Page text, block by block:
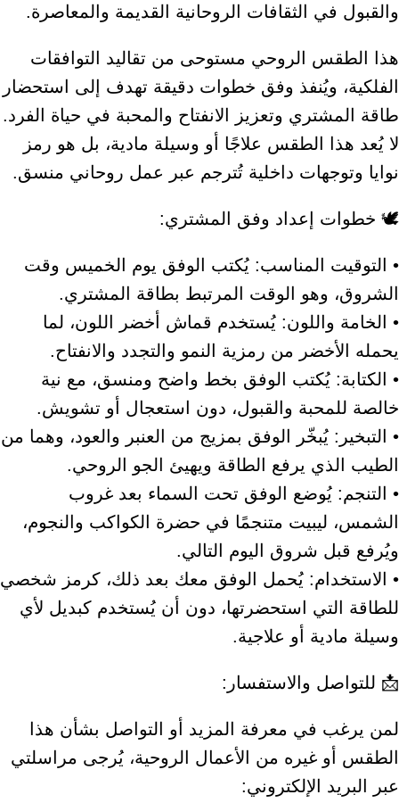
والقبول في الثقافات الروحانية القديمة والمعاصرة.
هذا الطقس الروحي مستوحى من تقاليد التوافقات
الفلكية، ويُنفذ وفق خطوات دقيقة تهدف إلى استحضار
طاقة المشتري وتعزيز الانفتاح والمحبة في حياة الفرد.
لا يُعد هذا الطقس علاجًا أو وسيلة مادية، بل هو رمز
نوايا وتوجهات داخلية تُترجم عبر عمل روحاني منسق.
🕊 خطوات إعداد وفق المشتري:
• التوقيت المناسب: يُكتب الوفق يوم الخميس وقت
الشروق، وهو الوقت المرتبط بطاقة المشتري.
• الخامة واللون: يُستخدم قماش أخضر اللون، لما
يحمله الأخضر من رمزية النمو والتجدد والانفتاح.
• الكتابة: يُكتب الوفق بخط واضح ومنسق، مع نية
خالصة للمحبة والقبول، دون استعجال أو تشويش.
• التبخير: يُبخّر الوفق بمزيج من العنبر والعود، وهما من
الطيب الذي يرفع الطاقة ويهيئ الجو الروحي.
• التنجم: يُوضع الوفق تحت السماء بعد غروب
الشمس، ليبيت متنجمًا في حضرة الكواكب والنجوم،
ويُرفع قبل شروق اليوم التالي.
• الاستخدام: يُحمل الوفق معك بعد ذلك، كرمز شخصي
للطاقة التي استحضرتها، دون أن يُستخدم كبديل لأي
وسيلة مادية أو علاجية.
📩 للتواصل والاستفسار:
لمن يرغب في معرفة المزيد أو التواصل بشأن هذا
الطقس أو غيره من الأعمال الروحية، يُرجى مراسلتي
عبر البريد الإلكتروني: